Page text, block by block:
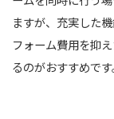
ますが、充実した
フォーム費用を抑
るのがおすすめです